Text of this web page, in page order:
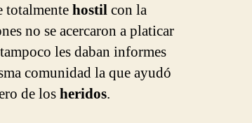
totalmentehostilcon la
no se acercaron a platicar
les daban informes
comunidad la que ayudó
de losheridos.